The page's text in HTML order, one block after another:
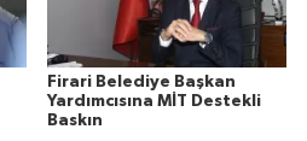
Firari Belediye Başkan
Yardımcısına MİT Destekli
Baskın